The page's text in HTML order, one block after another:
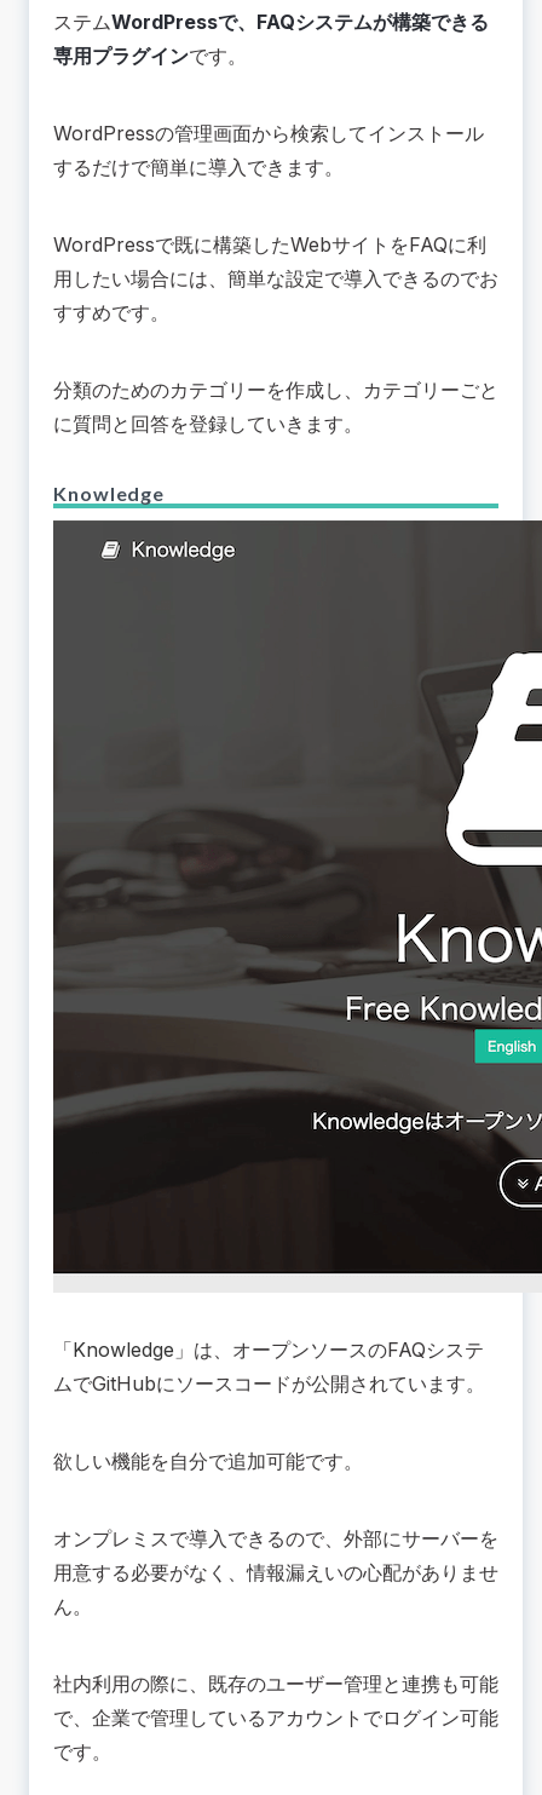
ステムWordPressで、FAQシステムが構築できる
専用プラグインです。
WordPressの管理画面から検索してインストール
するだけで簡単に導入できます。
WordPressで既に構築したWebサイトをFAQに利
用したい場合には、簡単な設定で導入できるのでお
すすめです。
分類のためのカテゴリーを作成し、カテゴリーごと
に質問と回答を登録していきます。
Knowledge
「Knowledge 」は、オープンソースのFAQシステ
ムでGitHubにソースコードが公開されています。
欲しい機能を自分で追加可能です。
オンプレミスで導入できるので、外部にサーバーを
用意する必要がなく、情報漏えいの心配がありませ
ん。
社内利用の際に、既存のユーザー管理と連携も可能
で、企業で管理しているアカウントでログイン可能
です。